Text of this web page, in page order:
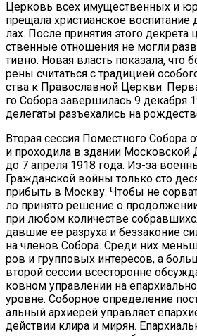
Цер­ковь всех иму­ще­ствен­ных и
пре­ща­ла хри­сти­ан­ское
лах. По­сле при­ня­тия это­го
ствен­ные от­но­ше­ния не мог­ли
тив­но. Но­вая власть по­ка­за­ла,
ре­ны счи­тать­ся с тра­ди­ци­ей
ства к Пра­во­слав­ной Церк­ви.
го Со­бо­ра за­вер­ши­лась 9 де­каб­ря
де­ле­га­ты разъ­е­ха­лись на
Вто­рая сес­сия По­мест­но­го Со­бо­ра
и про­хо­ди­ла в зда­нии Мос­ков­ской
до 7 ап­ре­ля 1918 го­да. Из-за
Граж­дан­ской вой­ны толь­ко сто
при­быть в Моск­ву. Чтобы не
ло при­ня­то ре­ше­ние о
при лю­бом ко­ли­че­стве
дав­шие ее раз­ру­ха и без­за­ко­ние
на чле­нов Со­бо­ра. Сре­ди них
ров и груп­по­вых ин­те­ре­сов, а
вто­рой сес­сии все­сто­ронне
ков­ном управ­ле­нии на
уровне. Со­бор­ное опре­де­ле­ние
аль­ный ар­хи­ерей управ­ля­ет
дей­ствии кли­ра и ми­рян.